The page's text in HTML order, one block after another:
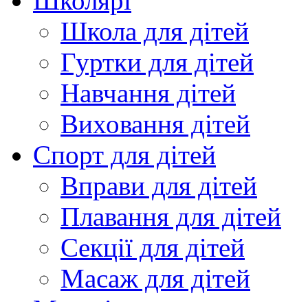
Школа для дітей
Гуртки для дітей
Навчання дітей
Виховання дітей
Спорт для дітей
Вправи для дітей
Плавання для дітей
Секції для дітей
Масаж для дітей